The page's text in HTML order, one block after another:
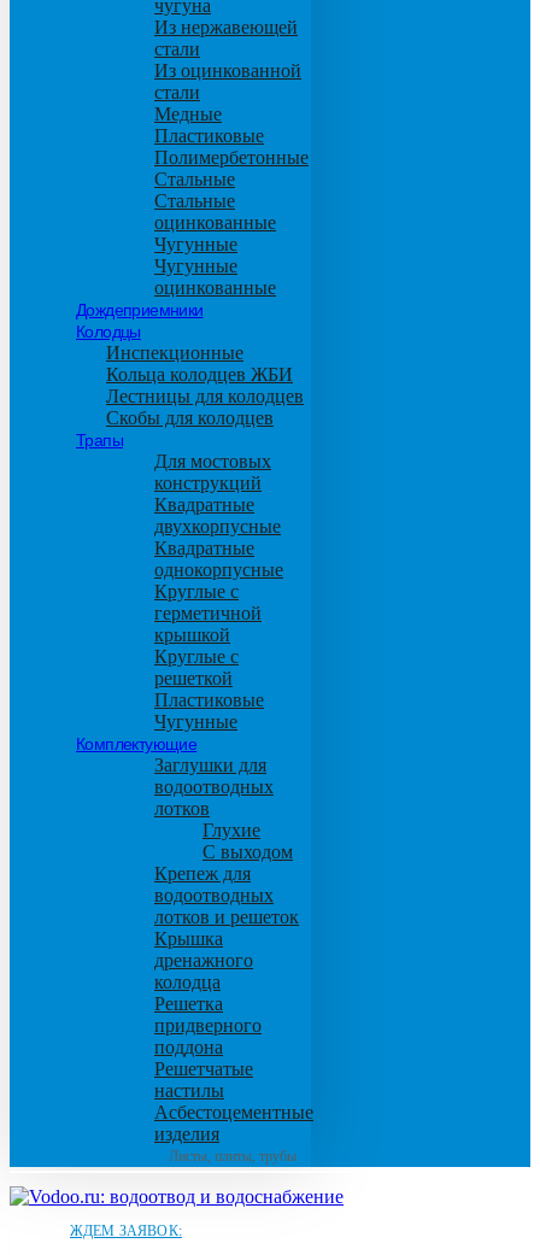
чугуна
Из нержавеющей
стали
Из оцинкованной
стали
Медные
Пластиковые
Полимербетонные
Стальные
Стальные
оцинкованные
Чугунные
Чугунные
оцинкованные
Дождеприемники
Колодцы
Инспекционные
Кольца колодцев ЖБИ
Лестницы для колодцев
Скобы для колодцев
Трапы
Для мостовых
конструкций
Квадратные
двухкорпусные
Квадратные
однокорпусные
Круглые с
герметичной
крышкой
Круглые с
решеткой
Пластиковые
Чугунные
Комплектующие
Заглушки для
водоотводных
лотков
Глухие
С выходом
Крепеж для
водоотводных
лотков и решеток
Крышка
дренажного
колодца
Решетка
придверного
поддона
Решетчатые
настилы
Асбестоцементные
изделия
Листы, плиты, трубы
ЖДЕМ ЗАЯВОК: